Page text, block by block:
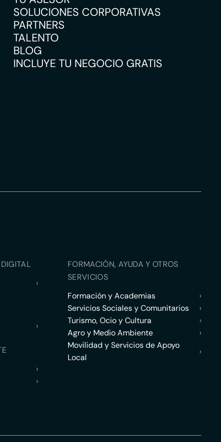
SOLUCIONES CORPORATIVAS
PARTNERS
TALENTO
BLOG
INCLUYE TU NEGOCIO GRATIS
›
›
›
›
FORMACIÓN, AYUDA Y OTROS
SERVICIOS
Formación y Academias
›
Servicios Sociales y Comunitarios
›
Turismo, Ocio y Cultura
›
Agro y Medio Ambiente
›
Movilidad y Servicios de Apoyo
Local
›